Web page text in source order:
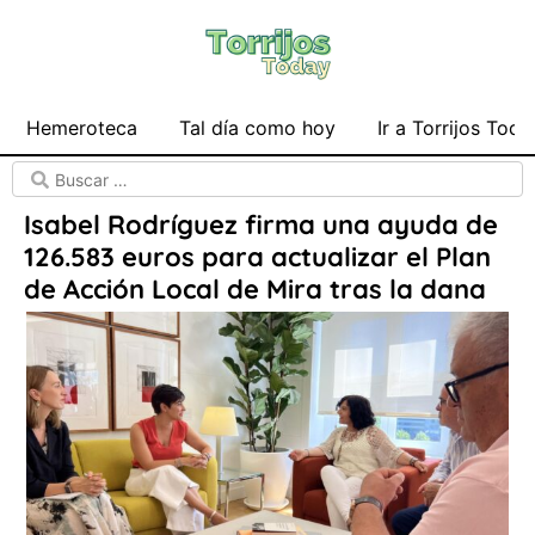
Hemeroteca Tal día como hoy Ir a Torrijos
Isabel Rodríguez firma una ayuda de
126.583 euros para actualizar el Plan
de Acción Local de Mira tras la dana